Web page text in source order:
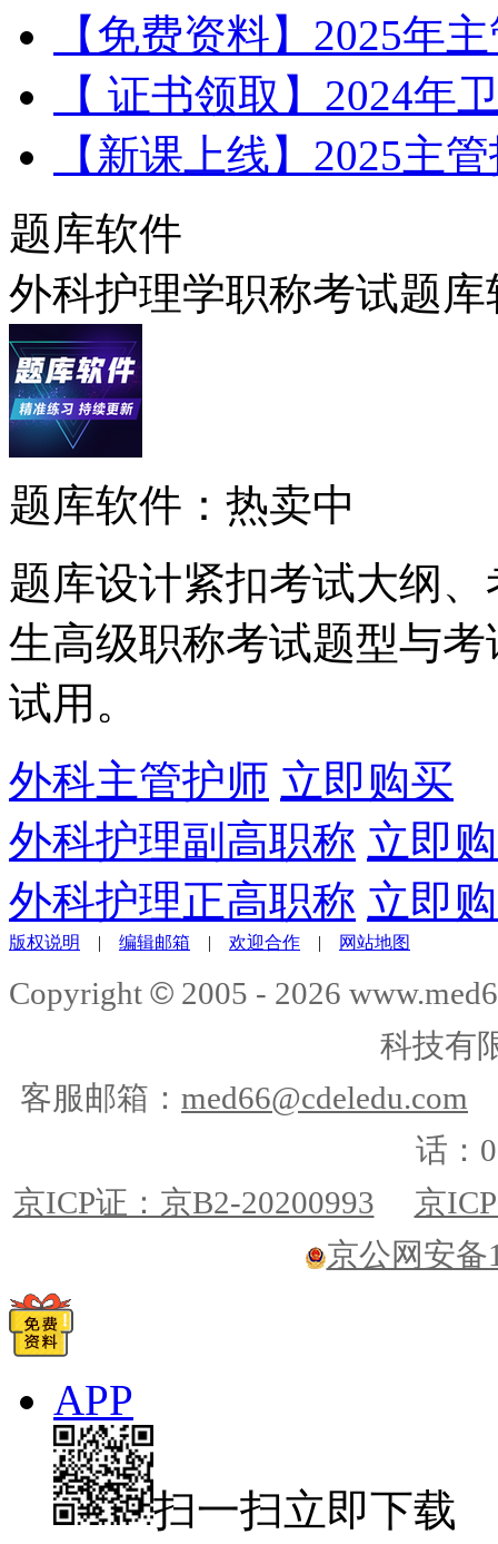
【免费资料】2025年
【 证书领取】2024年
【新课上线】2025主
题库软件
外科护理学职称考试题
题库软件：热卖中
题库设计紧扣考试大纲
生高级职称考试题型与
试用。
外科主管护师 立即购买
外科护理副高职称 立即
外科护理正高职称 立即
版权说明 | 编辑邮箱 | 欢迎合作 | 网站地图
Copyright © 2005 - 2026
科技有
客服邮箱： med66@cdeledu.com
话：
京ICP证：京B2-20200993
京
京公网安备
APP
扫一扫立即下载